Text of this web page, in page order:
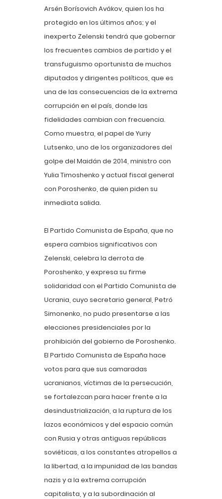
Arsén Borísovich Avákov, quien los ha
protegido en los últimos años; y el
inexperto Zelenski tendrá que gobernar
los frecuentes cambios de partido y el
transfuguismo oportunista de muchos
diputados y dirigentes políticos, que es
una de las consecuencias de la extrema
corrupción en el país, donde las
fidelidades cambian con frecuencia.
Como muestra, el papel de Yuriy
Lutsenko, uno de los organizadores del
golpe del Maidán de 2014, ministro con
Yulia Timoshenko y actual fiscal general
con Poroshenko, de quien piden su
inmediata salida.
El Partido Comunista de España, que no
espera cambios significativos con
Zelenski, celebra la derrota de
Poroshenko, y expresa su firme
solidaridad con el Partido Comunista de
Ucrania, cuyo secretario general, Petró
Simonenko, no pudo presentarse a las
elecciones presidenciales por la
prohibición del gobierno de Poroshenko.
El Partido Comunista de España hace
votos para que sus camaradas
ucranianos, víctimas de la persecución,
se fortalezcan para hacer frente a la
desindustrialización, a la ruptura de los
lazos económicos y del espacio común
con Rusia y otras antiguas repúblicas
soviéticas, a los constantes atropellos a
la libertad, a la impunidad de las bandas
nazis y a la extrema corrupción
capitalista, y a la subordinación al